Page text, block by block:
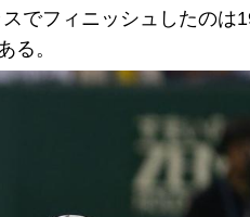
でフィニッシュしたのは
る。